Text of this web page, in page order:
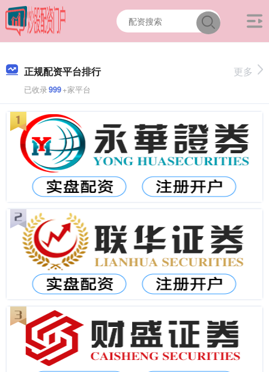
正规配资平台排行
已收录999+家平台
更多